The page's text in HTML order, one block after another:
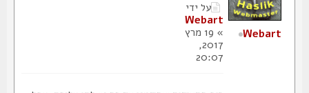
על ידי
Webart
» 19 מרץ
2017,
20:07
Webart